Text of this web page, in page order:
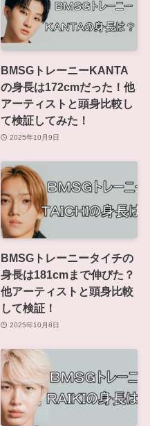
BMSGトレーニーKANTA
の身長は172cmだった！他
アーティストと頭身比較し
て検証してみた！
2025年10月9日
BMSGトレーニータイチの
身長は181cmまで伸びた？
他アーティストと頭身比較
して検証！
2025年10月8日